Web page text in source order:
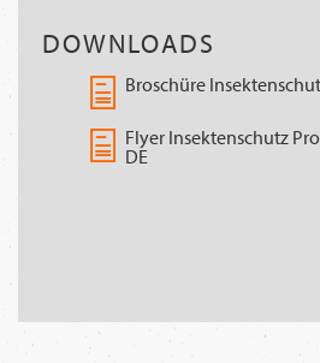
DOWNLOADS
Broschüre
Flyer Insektenschutz
DE